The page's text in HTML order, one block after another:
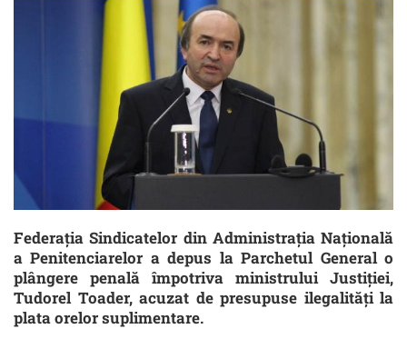
Federaţia Sindicatelor din Administraţia Naţională
a Penitenciarelor a depus la Parchetul General o
plângere penală împotriva ministrului Justiţiei,
Tudorel Toader, acuzat de presupuse ilegalităţi la
plata orelor suplimentare.